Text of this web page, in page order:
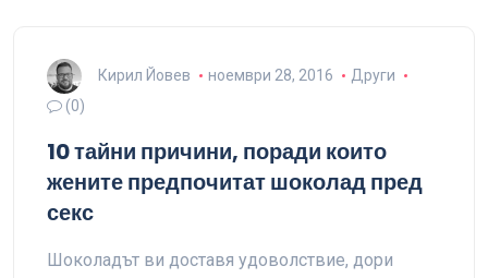
Кирил Йовев ноември 28, 2016
Други
(0)
10 тайни причини, поради които
жените предпочитат шоколад пред
секс
Шоколадът ви доставя удоволствие, дори